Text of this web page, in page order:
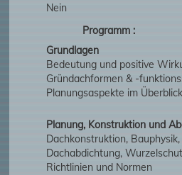
Nein
Programm :
Grundlagen
Bedeutung und positive
Gründachformen & -
Planungsaspekte im Überblick
Planung, Konstruktion und
Dachkonstruktion,
Dachabdichtung,
Richtlinien und Normen